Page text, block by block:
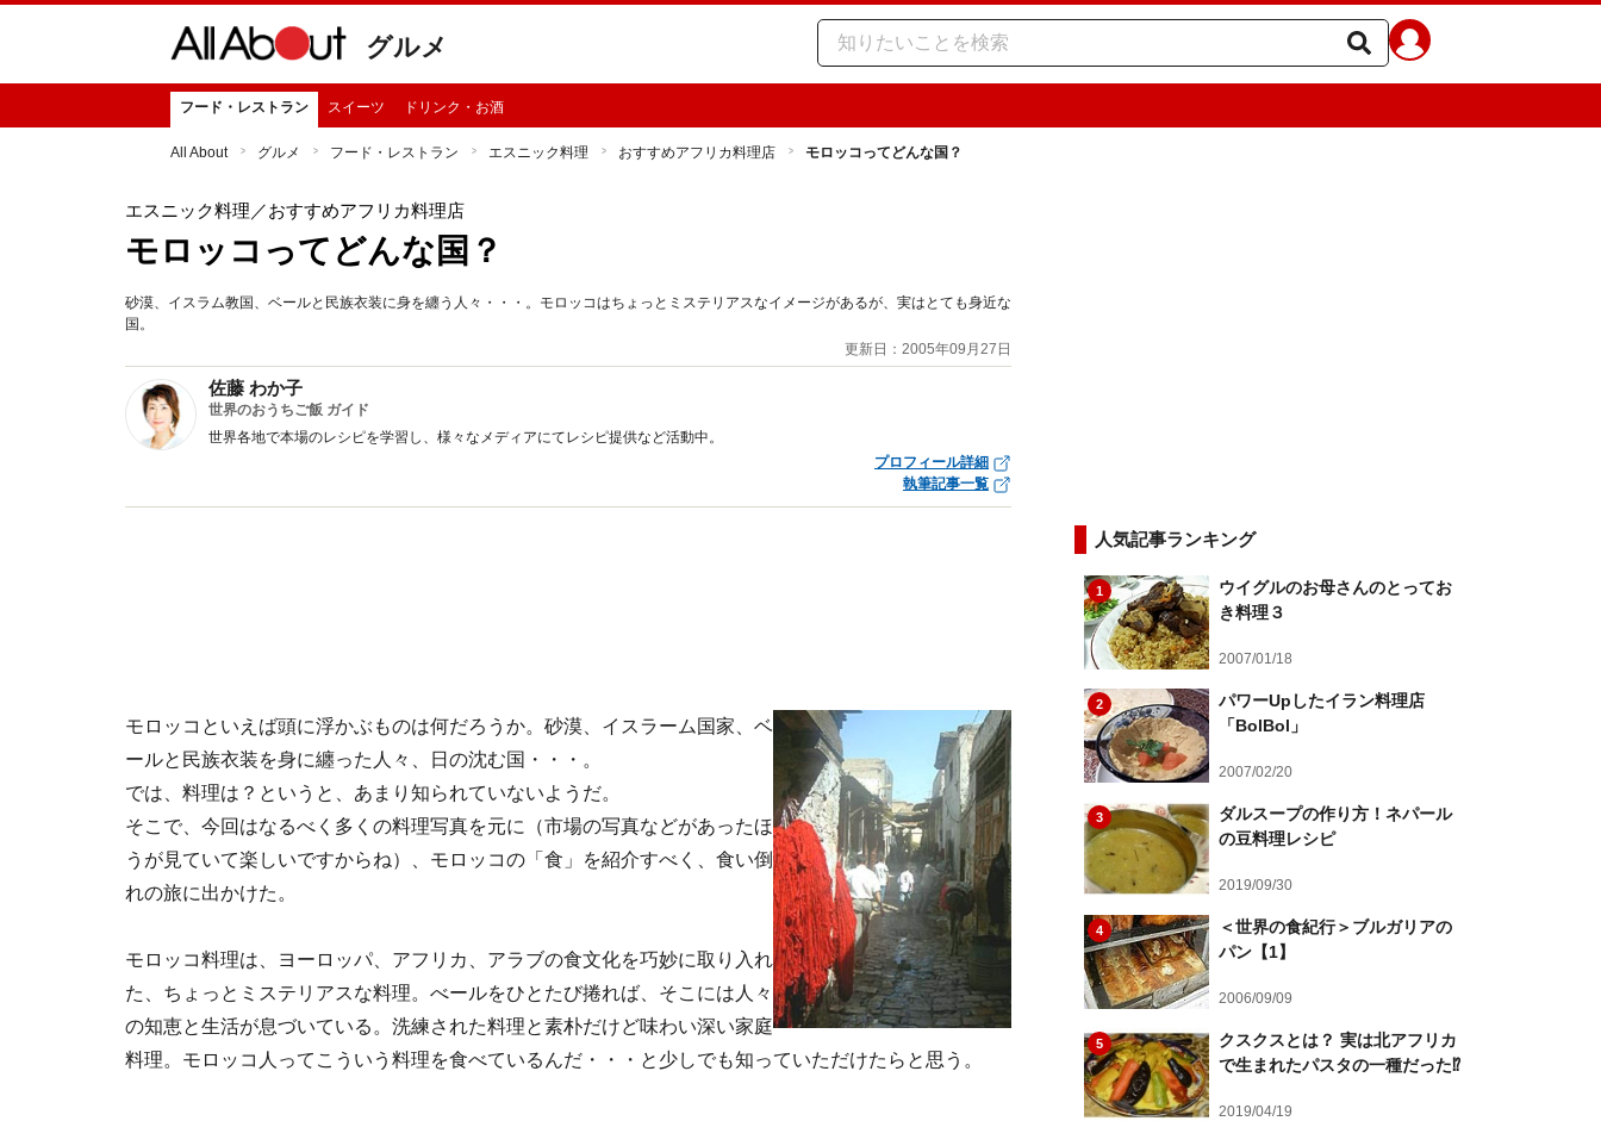
グルメ
フード・レストラン スイーツ ドリンク・お酒
All About グルメ フード・レストラン エスニック料理 おすすめアフリカ料理店 モロッコってどんな国？
エスニック料理 ／おすすめアフリカ料理店
モロッコってどんな国？
砂漠、イスラム教国、ベールと民族衣装に身を纏う人々・・・。モロッコはちょっとミステリアスなイメージがあるが、実はとても身近な
国。
更新日：2005年09月27日
佐藤 わか子
世界のおうちご飯 ガイド
世界各地で本場のレシピを学習し、様々なメディアにてレシピ提供など活動中。
プロフィール詳細
執筆記事一覧
モロッコといえば頭に浮かぶものは何だろうか。砂漠、イスラーム国家、ベ
ールと民族衣装を身に纏った人々、日の沈む国・・・。
では、料理は？というと、あまり知られていないようだ。
そこで、今回はなるべく多くの料理写真を元に（市場の写真などがあったほ
うが見ていて楽しいですからね）、モロッコの「食」を紹介すべく、食い倒
れの旅に出かけた。
モロッコ料理は、ヨーロッパ、アフリカ、アラブの食文化を巧妙に取り入れ
た、ちょっとミステリアスな料理。べールをひとたび捲れば、そこには人々
の知恵と生活が息づいている。洗練された料理と素朴だけど味わい深い家庭
料理。モロッコ人ってこういう料理を食べているんだ・・・と少しでも知っていただけたらと思う。
人気記事ランキング
1
ウイグルのお母さんのとってお
き料理３
2007/01/18
2
パワーUpしたイラン料理店
「BolBol」
2007/02/20
3
ダルスープの作り方！ネパール
の豆料理レシピ
2019/09/30
4
＜世界の食紀行＞ブルガリアの
パン【1】
2006/09/09
5
クスクスとは？ 実は北アフリカ
で生まれたパスタの一種だった⁉
2019/04/19